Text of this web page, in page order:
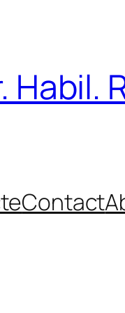
Habil.
Contact